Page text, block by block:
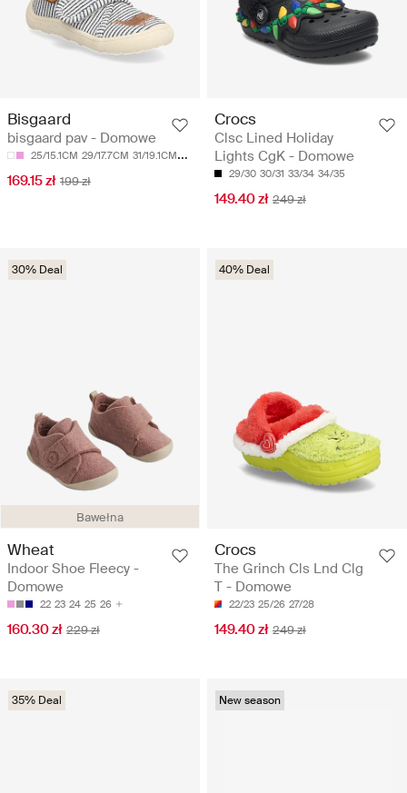
Bisgaard
bisgaard pav - Domowe
25/15.1CM 29/17.7CM 31/19.1CM 33/20.5CM 34/21.2CM
169.15 zł 199 zł
Crocs
Clsc Lined Holiday
Lights CgK - Domowe
29/30 30/31 33/34 34/35
149.40 zł 249 zł
Bawełna
30% Deal
Wheat
Indoor Shoe Fleecy -
Domowe
22 23 24 25 26
160.30 zł 229 zł
40% Deal
Crocs
The Grinch Cls Lnd Clg
T - Domowe
22/23 25/26 27/28
149.40 zł 249 zł
35% Deal New season